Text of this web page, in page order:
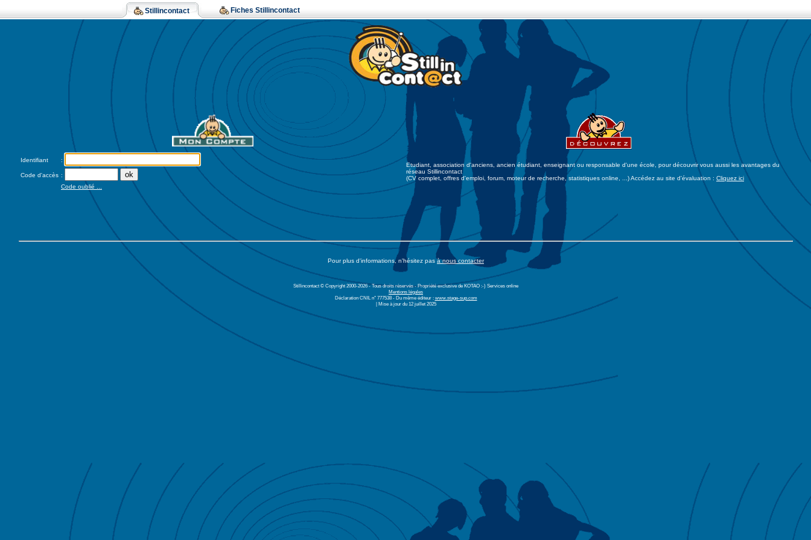
Stillincontact Fiches Stillincontact
Identifiant :
Code d'accès :
Code oublié ...
Etudiant, association d'anciens, ancien étudiant, enseignant ou responsable d'une école, pour découvrir vous aussi les avantages du
réseau Stillincontact
(CV complet, offres d'emploi, forum, moteur de recherche, statistiques online, ...) Accédez au site d'évaluation : Cliquez ici
Pour plus d'informations, n'hésitez pasà nous contacter
Stillincontact © Copyright 2000-2026 - Tous droits réservés - Propriété exclusive de KOTAO :-) Services online
Mentions légales
Déclaration CNIL n° 777538 - Du même éditeur : www.stage-sup.com
| Mise à jour du 12 juillet 2025